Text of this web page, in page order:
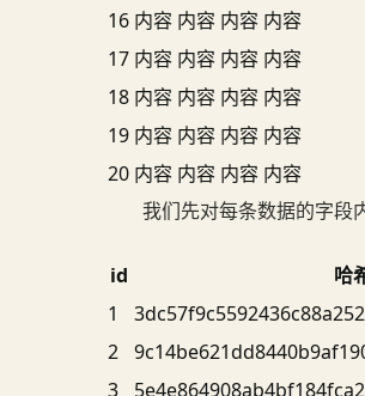
16 内容 内容 内容 内容
17 内容 内容 内容 内容
18 内容 内容 内容 内容
19 内容 内容 内容 内容
20 内容 内容 内容 内容
我们先对每条数据的字段
id
哈
1
2
3